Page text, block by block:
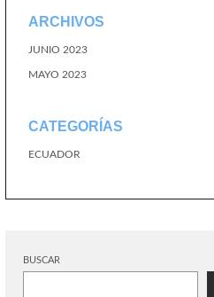
ARCHIVOS
JUNIO 2023
MAYO 2023
CATEGORÍAS
ECUADOR
BUSCAR